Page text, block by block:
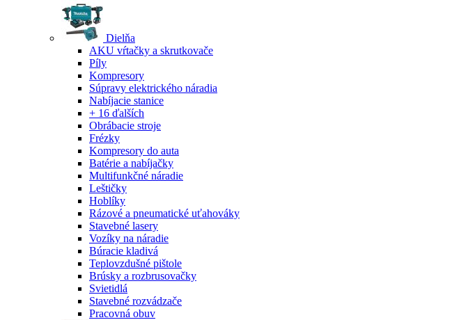
Dielňa
AKU vŕtačky a skrutkovače
Píly
Kompresory
Súpravy elektrického náradia
Nabíjacie stanice
+ 16 ďalších
Obrábacie stroje
Frézky
Kompresory do auta
Batérie a nabíjačky
Multifunkčné náradie
Leštičky
Hoblíky
Rázové a pneumatické uťahováky
Stavebné lasery
Vozíky na náradie
Búracie kladivá
Teplovzdušné pištole
Brúsky a rozbrusovačky
Svietidlá
Stavebné rozvádzače
Pracovná obuv